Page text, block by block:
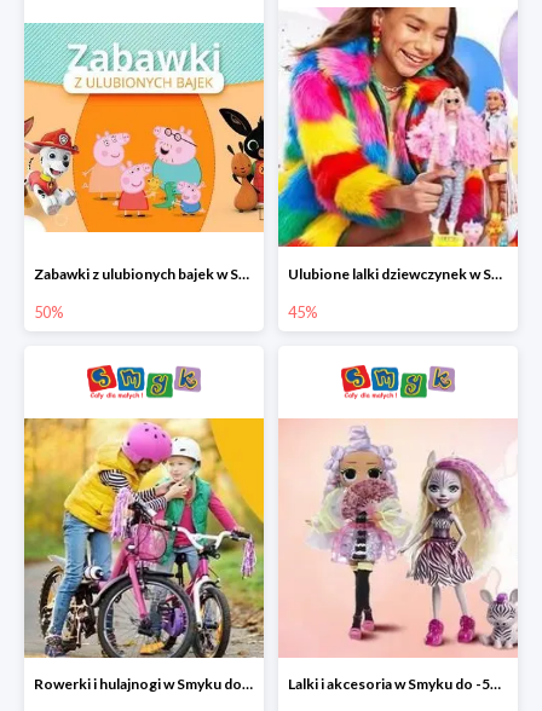
Zabawki z ulubionych bajek w Smyku do -50%
50%
Ulubione lalki dziewczynek w Smyku do -45%
45%
Rowerki i hulajnogi w Smyku do -50% Lalki i akcesoria w Smyku do -52%